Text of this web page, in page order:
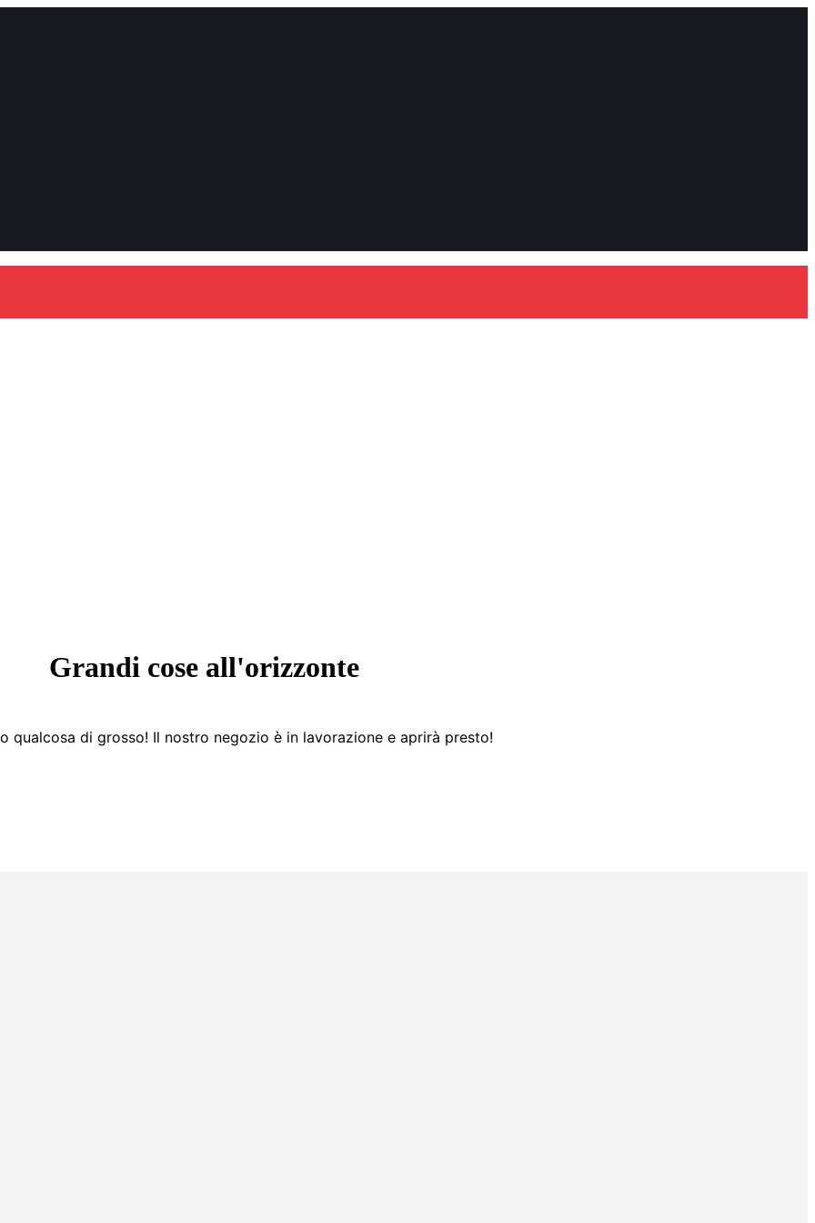
Grandi cose all'orizzonte
qualcosa di grosso! Il nostro negozio è in lavorazione e aprirà presto!